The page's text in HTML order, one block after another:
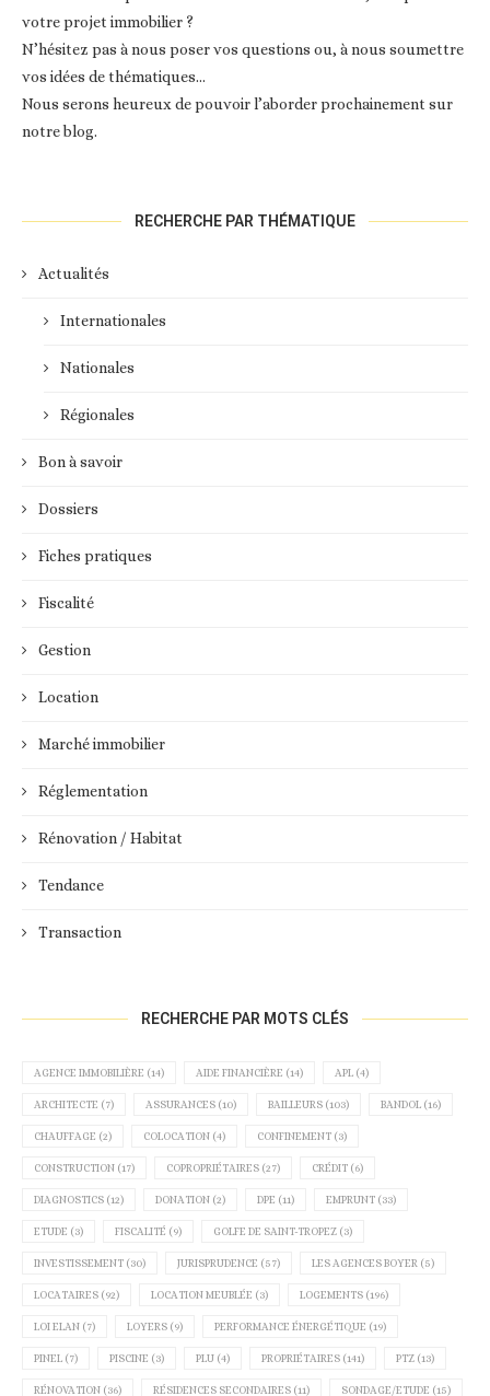
votre projet immobilier ?
N’hésitez pas à nous poser vos questions ou, à nous soumettre
vos idées de thématiques…
Nous serons heureux de pouvoir l’aborder prochainement sur
notre blog.
RECHERCHE PAR THÉMATIQUE
Actualités
Internationales
Nationales
Régionales
Bon à savoir
Dossiers
Fiches pratiques
Fiscalité
Gestion
Location
Marché immobilier
Réglementation
Rénovation / Habitat
Tendance
Transaction
RECHERCHE PAR MOTS CLÉS
AGENCE IMMOBILIÈRE (14) AIDE FINANCIÈRE (14) APL (4)
ARCHITECTE (7) ASSURANCES (10) BAILLEURS (103) BANDOL (16)
CHAUFFAGE (2) COLOCATION (4) CONFINEMENT (3)
CONSTRUCTION (17) COPROPRIÉTAIRES (27) CRÉDIT (6)
DIAGNOSTICS (12) DONATION (2) DPE (11) EMPRUNT (33)
ETUDE (3) FISCALITÉ (9) GOLFE DE SAINT-TROPEZ (3)
INVESTISSEMENT (30) JURISPRUDENCE (57) LES AGENCES BOYER (5)
LOCATAIRES (92) LOCATION MEUBLÉE (3) LOGEMENTS (196)
LOI ELAN (7) LOYERS (9) PERFORMANCE ÉNERGÉTIQUE (19)
PINEL (7) PISCINE (3) PLU (4) PROPRIÉTAIRES (141) PTZ (13)
RÉNOVATION (36) RÉSIDENCES SECONDAIRES (11) SONDAGE/ETUDE (15)